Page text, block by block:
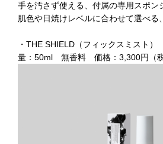
手を汚さず使える、付属の専用スポン
肌色や日焼けレベルに合わせて選べる
・THE SHIELD（フィックスミスト
量：50ml 無香料 価格：3,300円（税